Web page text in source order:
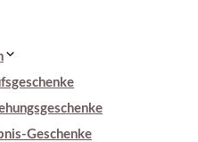
Geschenke